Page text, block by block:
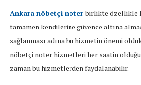
Ankara nöbetçi noterbirlikte özellikle
tamamen kendilerine güvence altına
sağlanması adına bu hizmetin önemi
nöbetçi noter hizmetleri her saatin
zaman bu hizmetlerden faydalanabilir.